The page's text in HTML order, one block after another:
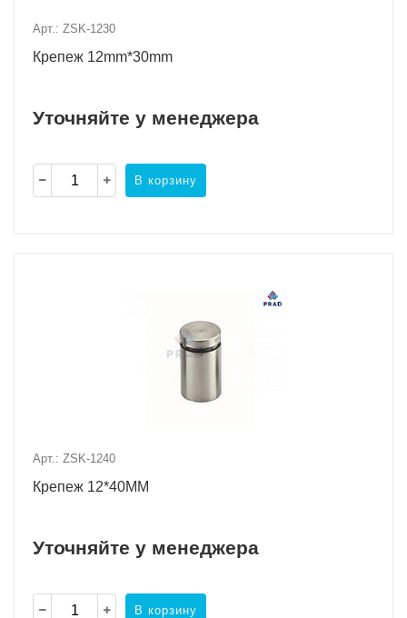
Арт.: ZSK-1230
Крепеж 12mm*30mm
Уточняйте у менеджера
В корзину
Арт.: ZSK-1240
Крепеж 12*40MM
Уточняйте у менеджера
В корзину